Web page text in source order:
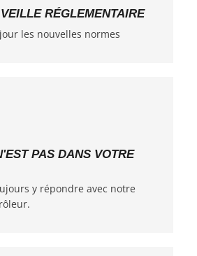
RÉGLEMENTAIRE
les nouvelles normes
PAS DANS VOTRE
y répondre avec notre